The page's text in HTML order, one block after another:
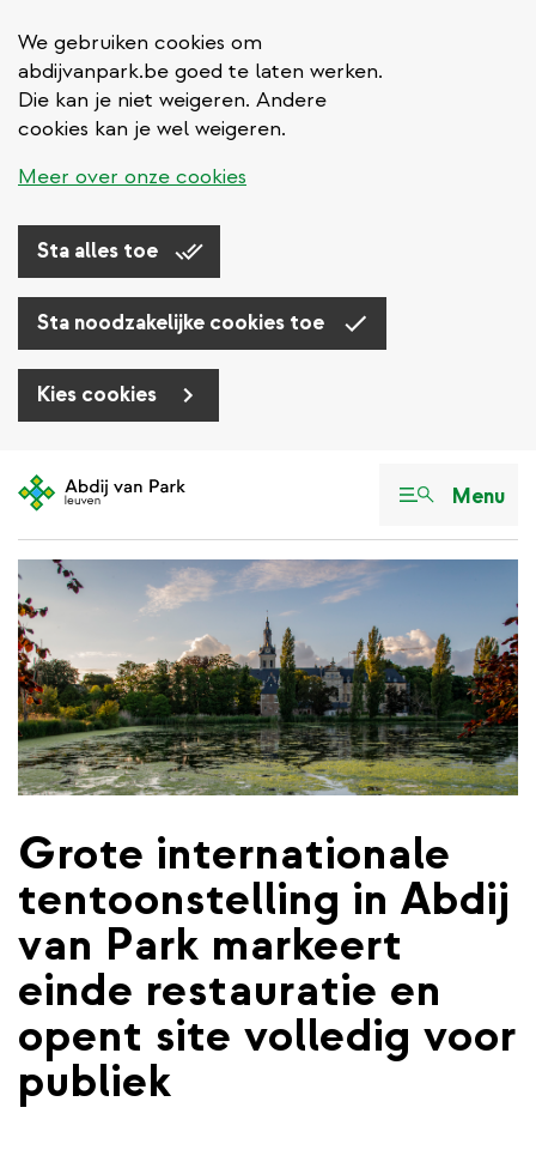
We gebruiken cookies om
abdijvanpark.be goed te laten werken.
Die kan je niet weigeren. Andere
cookies kan je wel weigeren.
Meer over onze cookies
Sta alles toe
Sta noodzakelijke cookies toe
Kies cookies
en
de
inhoud
gaan
Menu
Grote internationale
tentoonstelling in Abdij
van Park markeert
einde restauratie en
opent site volledig voor
publiek